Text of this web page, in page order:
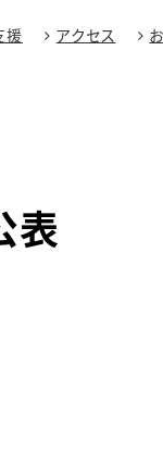
援 アクセス
表